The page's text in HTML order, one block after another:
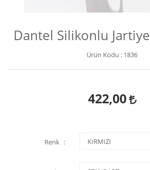
Dantel Silikonlu
Ürün Kodu : 1836
422,00
Renk